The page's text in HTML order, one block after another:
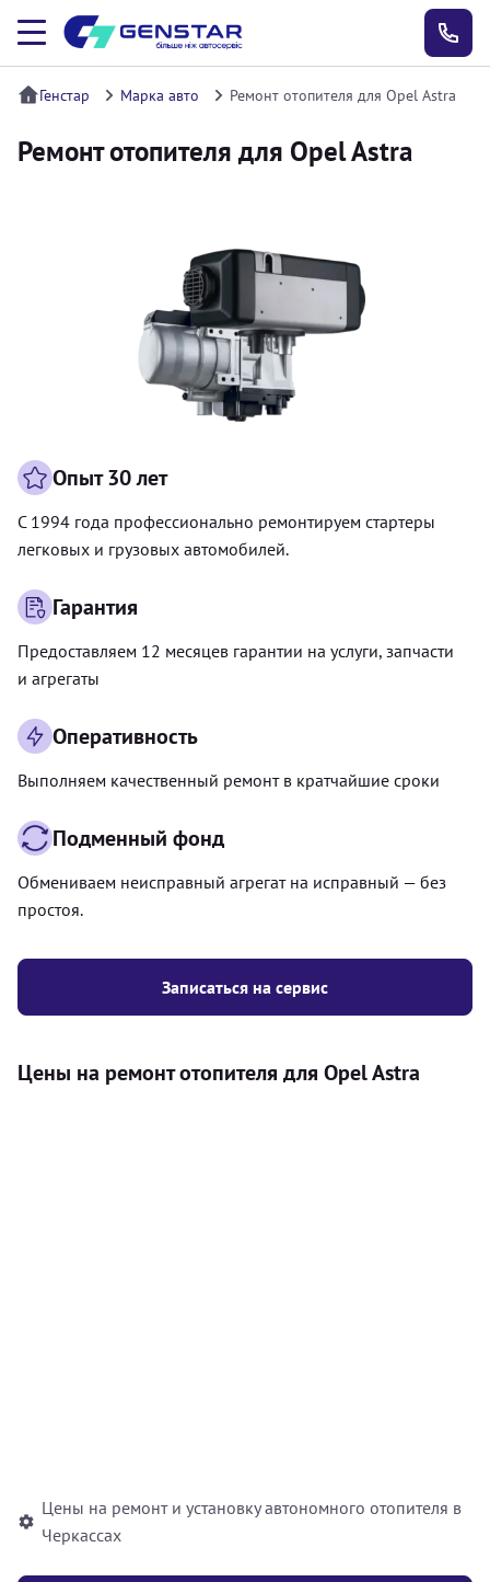
Генстар Марка авто Ремонт отопителя для Opel Astra
Ремонт отопителя для Opel Astra
Записаться на сервис
Опыт 30 лет
С 1994 года профессионально ремонтируем стартеры
легковых и грузовых автомобилей.
Гарантия
Предоставляем 12 месяцев гарантии на услуги, запчасти
и агрегаты
Оперативность
Выполняем качественный ремонт в кратчайшие сроки
Подменный фонд
Обмениваем неисправный агрегат на исправный — без
простоя.
Цены на ремонт отопителя для Opel Astra
Цены на ремонт и установку автономного отопителя в
Черкассах